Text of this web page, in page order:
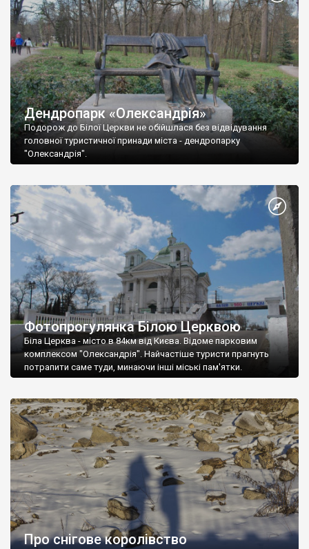
Дендропарк «Олександрія»
Подорож до Білої Церкви не обійшлася без відвідування
головної туристичної принади міста - дендропарку
"Олександрія".
Фотопрогулянка Білою Церквою
Біла Церква - місто в 84км від Києва. Відоме парковим
комплексом "Олександрія". Найчастіше туристи прагнуть
потрапити саме туди, минаючи інші міські пам'ятки.
Про снігове королівство